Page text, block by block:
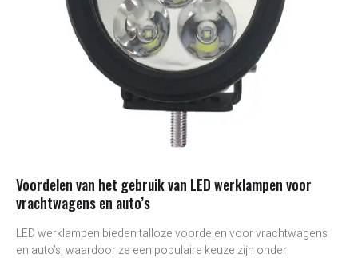
Voordelen van het gebruik van LED werklampen voor
vrachtwagens en auto’s
LED werklampen bieden talloze voordelen voor vrachtwagens
en auto’s, waardoor ze een populaire keuze zijn onder